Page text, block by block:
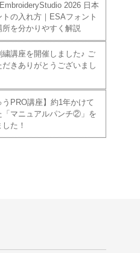
2026 日本
トの入れ方｜ESAフォント
所を分かりやすく解説
繍講座を開催しました♪ ご
だきありがとうございまし
うPRO講座】約1年かけて
「マニュアルパンチ②」を
た！